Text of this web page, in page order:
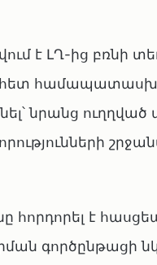
է ԼՂ-ից բռնի
հետ
նրանց
հորդորել է
գործընթացի